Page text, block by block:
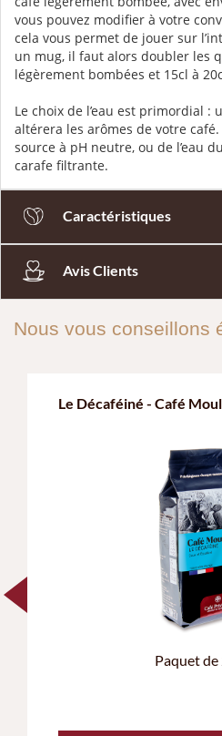
vous pouvez modifier à votre
cela vous permet de jouer sur
un mug, il faut alors doubler les
légèrement bombées et 15cl à
Le choix de l’eau est primordial :
altérera les arômes de votre
source à pH neutre, ou de l’eau
carafe filtrante.
Caractéristiques
Avis Clients
Nous vous conseillons
Le Décaféiné - Café
Paquet de